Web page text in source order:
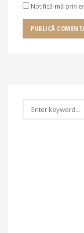
Notifică-mă prin